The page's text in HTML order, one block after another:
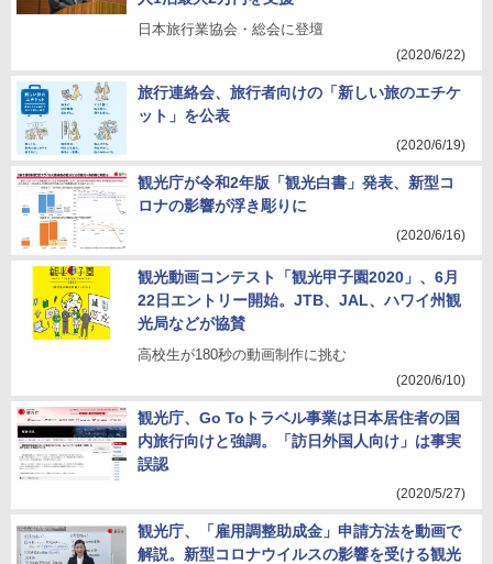
日本旅行業協会・総会に登壇
(2020/6/22)
旅行連絡会、旅行者向けの「新しい旅のエチケ
ット」を公表
(2020/6/19)
観光庁が令和2年版「観光白書」発表、新型コ
ロナの影響が浮き彫りに
(2020/6/16)
観光動画コンテスト「観光甲子園2020」、6月
22日エントリー開始。JTB、JAL、ハワイ州観
光局などが協賛
高校生が180秒の動画制作に挑む
(2020/6/10)
観光庁、Go Toトラベル事業は日本居住者の国
内旅行向けと強調。「訪日外国人向け」は事実
誤認
(2020/5/27)
観光庁、「雇用調整助成金」申請方法を動画で
解説。新型コロナウイルスの影響を受ける観光